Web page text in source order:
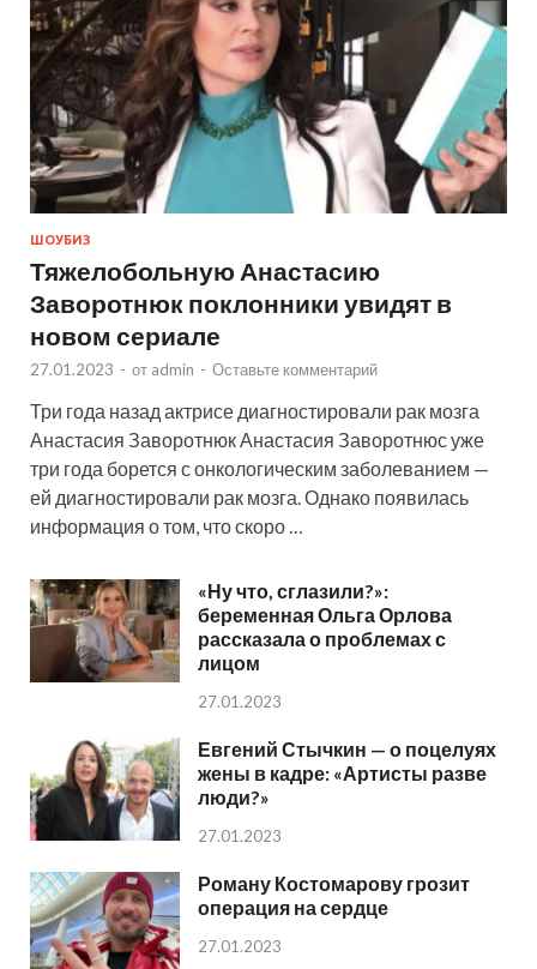
ШОУБИЗ
Тяжелобольную Анастасию
Заворотнюк поклонники увидят в
новом сериале
27.01.2023 - от admin - Оставьте комментарий
Три года назад актрисе диагностировали рак мозга
Анастасия Заворотнюк Анастасия Заворотнюс уже
три года борется с онкологическим заболеванием —
ей диагностировали рак мозга. Однако появилась
информация о том, что скоро …
«Ну что, сглазили?»:
беременная Ольга Орлова
рассказала о проблемах с
лицом
27.01.2023
Евгений Стычкин — о поцелуях
жены в кадре: «Артисты разве
люди?»
27.01.2023
Роману Костомарову грозит
операция на сердце
27.01.2023